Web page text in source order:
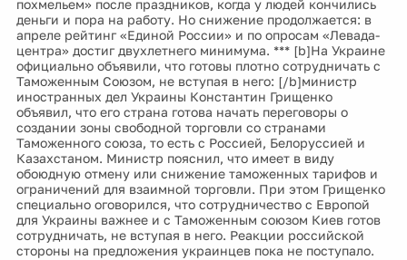
похмельем» после праздников, когда у людей кончились
деньги и пора на работу. Но снижение продолжается: в
апреле рейтинг «Единой России» и по опросам «Левада-
центра» достиг двухлетнего минимума. *** [b]На Украине
официально объявили, что готовы плотно сотрудничать с
Таможенным Союзом, не вступая в него: [/b]министр
иностранных дел Украины Константин Грищенко
объявил, что его страна готова начать переговоры о
создании зоны свободной торговли со странами
Таможенного союза, то есть с Россией, Белоруссией и
Казахстаном. Министр пояснил, что имеет в виду
обоюдную отмену или снижение таможенных тарифов и
ограничений для взаимной торговли. При этом Грищенко
специально оговорился, что сотрудничество с Европой
для Украины важнее и с Таможенным союзом Киев готов
сотрудничать, не вступая в него. Реакции российской
стороны на предложения украинцев пока не поступало.